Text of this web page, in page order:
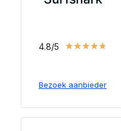
4.8/5 ★★★★★
Bezoek aanbieder